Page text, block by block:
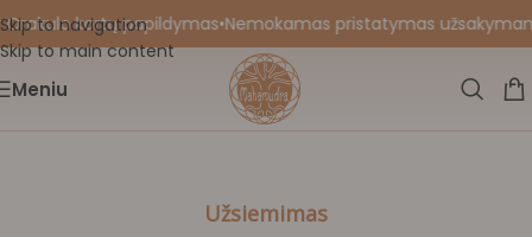
Skip to navigation
Skip to main content
kortų papildymas•Nemokamas pristatymas
Meniu
Užsiemimas